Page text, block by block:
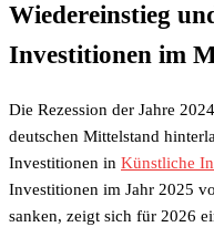
Wiedereinstieg
Investitionen im
Die Rezession der Jahre
deutschen Mittelstand
Investitionen in Künstliche
Investitionen im Jahr 2025
sanken, zeigt sich für 2026